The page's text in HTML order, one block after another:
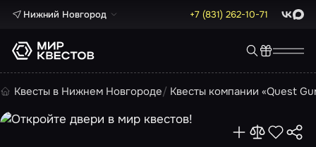
Нижний Новгород +7 (831) 262-10-71 Max
Квесты в Нижнем Новгороде Квесты компании «Quest